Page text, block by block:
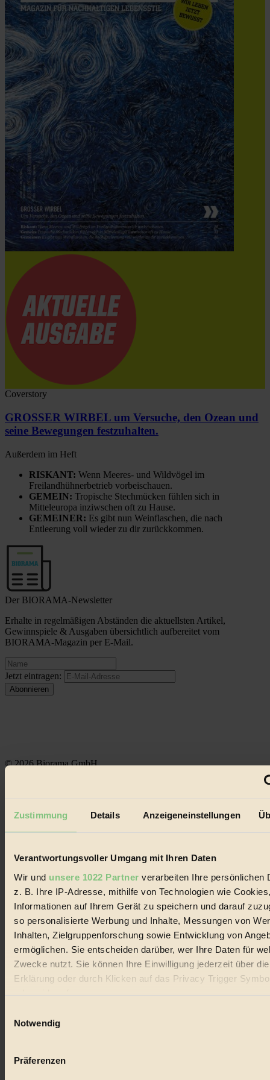
Zustimmung Details Anzeigeneinstellungen
Verantwortungsvoller Umgang mit Ihren Daten
Wir und unsere 1022 Partner verarbeiten Ihre persönlichen
z. B. Ihre IP-Adresse, mithilfe von Technologien wie
Informationen auf Ihrem Gerät zu speichern und darauf
so personalisierte Werbung und Inhalte, Messungen von
Inhalten, Zielgruppenforschung sowie Entwicklung von
ermöglichen. Sie entscheiden darüber, wer Ihre Daten für
Zwecke nutzt. Sie können Ihre Einwilligung jederzeit über
Erklärung oder durch Klicken auf das Privacy Trigger
oder widerrufen
Wenn Sie es erlauben, würden wir auch gerne:
Ihr Gerät durch aktives Scannen nach bestimmten
Notwendig
Präferenzen
Coverstory
GROSSER WIRBEL um Versuche, den Ozean und
seine Bewegungen festzuhalten.
Außerdem im Heft
RISKANT: Wenn Meeres- und Wildvögel im
Freilandhühnerbetrieb vorbeischauen.
GEMEIN: Tropische Stechmücken fühlen sich in
Mitteleuropa inziwschen oft zu Hause.
GEMEINER: Es gibt nun Weinflaschen, die nach
Entleerung voll wieder zu dir zurückkommen.
Der BIORAMA-Newsletter
Erhalte in regelmäßigen Abständen die aktuellsten Artikel,
Gewinnspiele & Ausgaben übersichtlich aufbereitet vom
BIORAMA-Magazin per E-Mail.
Jetzt eintragen:
© 2026 Biorama GmbH
Handels mit Bioprodukten, des Fair-Trade sowie der Branche
Social Media
22.601 Fans auf Facebook
3.415 Follower auf Twitter
Folge uns auf Instagram
Themen
Bio
Vegan